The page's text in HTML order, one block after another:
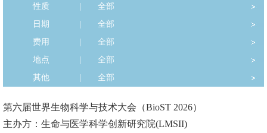
性质
全部
日期
全部
费用
全部
地点
全部
其他
全部
第六届世界生物科学与技术大会（BioST 2026）
主办方：生命与医学科学创新研究院(LMSII)